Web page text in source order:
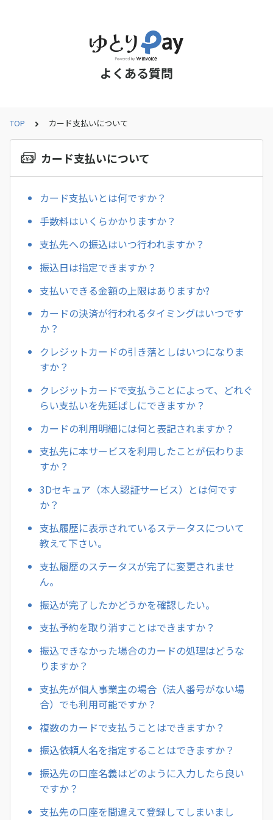
よくある質問
TOP カード支払いについて
カード支払いについて
カード支払いとは何ですか？
手数料はいくらかかりますか？
支払先への振込はいつ行われますか？
振込日は指定できますか？
支払いできる金額の上限はありますか?
カードの決済が行われるタイミングはいつです
か？
クレジットカードの引き落としはいつになりま
すか？
クレジットカードで支払うことによって、どれぐ
らい支払いを先延ばしにできますか？
カードの利用明細には何と表記されますか？
支払先に本サービスを利用したことが伝わりま
すか？
3Dセキュア（本人認証サービス）とは何です
か？
支払履歴に表示されているステータスについて
教えて下さい。
支払履歴のステータスが完了に変更されませ
ん。
振込が完了したかどうかを確認したい。
支払予約を取り消すことはできますか？
振込できなかった場合のカードの処理はどうな
りますか？
支払先が個人事業主の場合（法人番号がない場
合）でも利用可能ですか？
複数のカードで支払うことはできますか？
振込依頼人名を指定することはできますか？
振込先の口座名義はどのように入力したら良い
ですか？
支払先の口座を間違えて登録してしまいまし